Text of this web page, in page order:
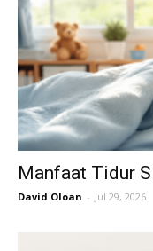
Manfaat Tidur
David Oloan - Jul 29, 2026